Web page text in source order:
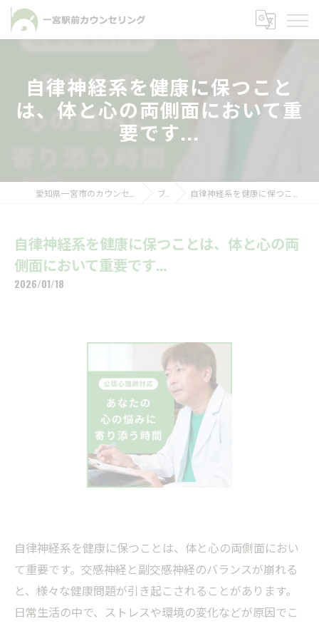
自律神経系を健康に保つこと
は、体と心の両側面において重
要です...
ブログ 自律神経系を健康に保つことは、体と心の両側面において重要です...
自律神経系を健康に保つことは、体と心の両
側面において重要です...
2026/01/18
自律神経系を健康に保つことは、体と心の両側面におい
て重要です。交感神経と副交感神経のバランスが崩れる
と、様々な健康問題が引き起こされることがあります。
日常生活の中で、ストレスや環境の変化などが原因でこ